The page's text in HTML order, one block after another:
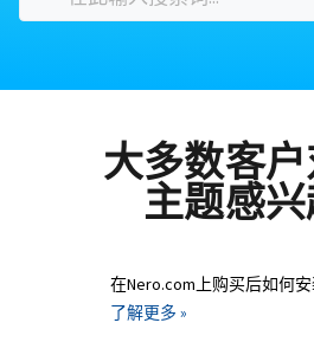
大多数客
主题感兴
在Nero.com上购买后如何安
了解更多 »